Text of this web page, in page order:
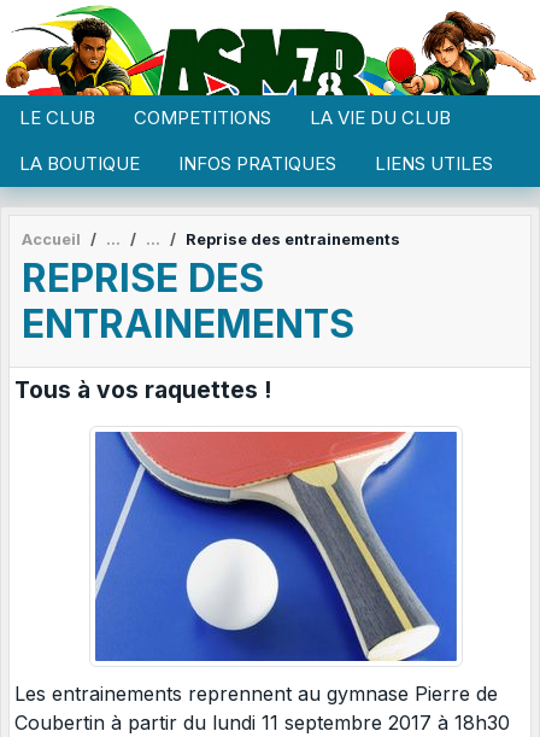
LE CLUB COMPETITIONS
LA VIE DU CLUB
LA BOUTIQUE
INFOS PRATIQUES LIENS UTILES
Accueil Reprise des entrainements
REPRISE DES
ENTRAINEMENTS
Tous à vos raquettes !
Les entrainements reprennent au gymnase Pierre de
Coubertin à partir du lundi 11 septembre 2017 à 18h30
Panneau de gestion des cookies